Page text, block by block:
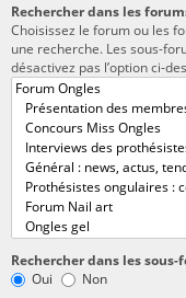
Rechercher dans les
Choisissez le forum ou les
une recherche. Les sous-
désactivez pas l’option ci-
Rechercher dans les sous-
Oui
Non